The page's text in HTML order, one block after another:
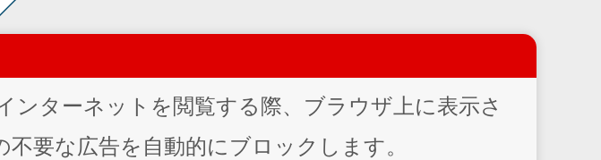
ターネットを閲覧する際、ブラウザ上に表示さ
要な広告を自動的にブロックします。